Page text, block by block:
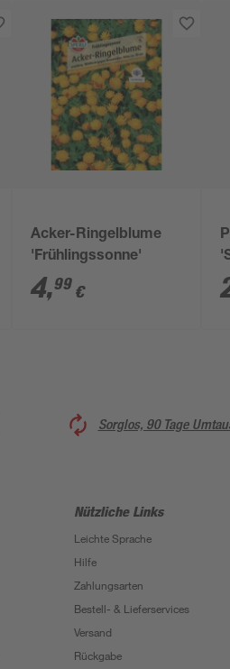
Acker-Ringelblume
'Frühlingssonne'
4,99 €
Sorglos, 90 Tage
Nützliche Links
Leichte Sprache
Hilfe
Zahlungsarten
Bestell- & Lieferservices
Versand
Rückgabe